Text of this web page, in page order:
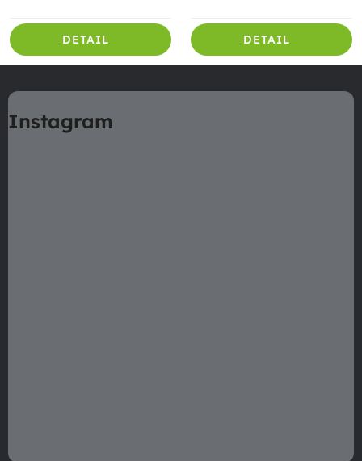
DETAIL DETAIL
á
pInstagram